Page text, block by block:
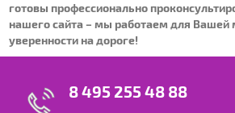
готовы профессионально
нашего сайта – мы работаем для Вашей
уверенности на дороге!
8 495 255 48 88